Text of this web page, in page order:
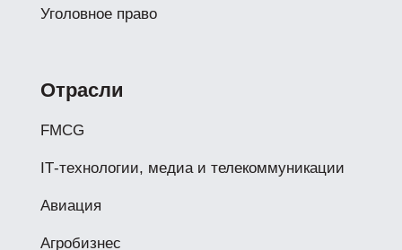
Уголовное право
Отрасли
FMCG
IТ-технологии, медиа и телекоммуникации
Авиация
Агробизнес